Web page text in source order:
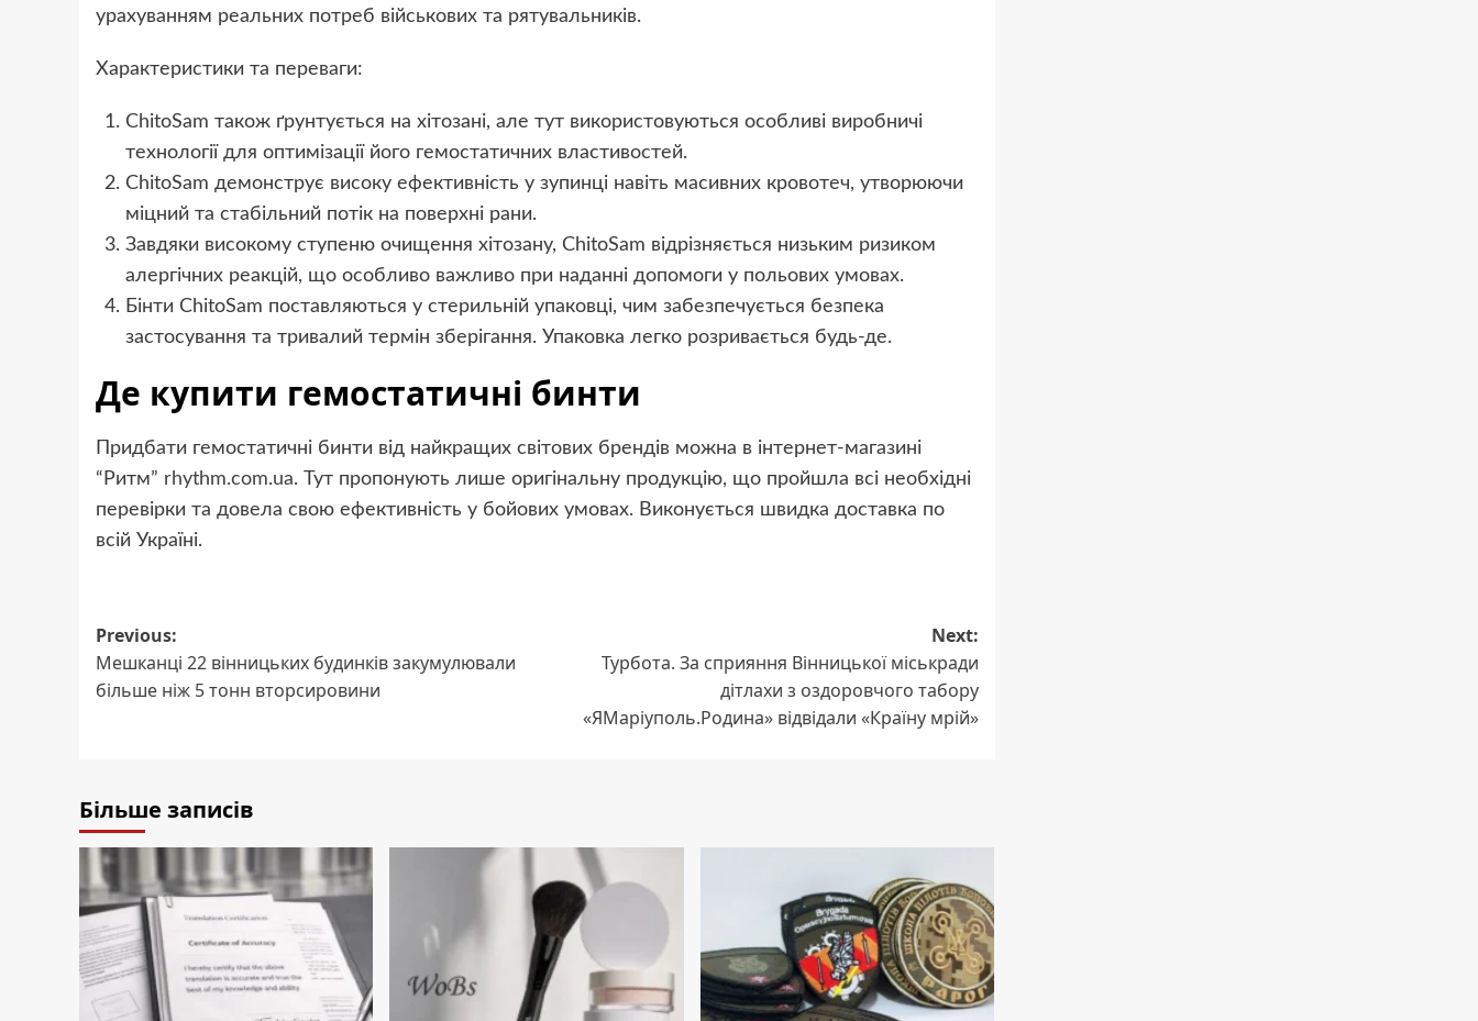
урахуванням реальних потреб військових та рятувальників.
Характеристики та переваги:
ChitoSam також ґрунтується на хітозані, але тут використовуються особливі виробничі
технології для оптимізації його гемостатичних властивостей.
ChitoSam демонструє високу ефективність у зупинці навіть масивних кровотеч, утворюючи
міцний та стабільний потік на поверхні рани.
Завдяки високому ступеню очищення хітозану, ChitoSam відрізняється низьким ризиком
алергічних реакцій, що особливо важливо при наданні допомоги у польових умовах.
Бінти ChitoSam поставляються у стерильній упаковці, чим забезпечується безпека
застосування та тривалий термін зберігання. Упаковка легко розривається будь-де.
Де купити гемостатичні бинти
Придбати гемостатичні бинти від найкращих світових брендів можна в інтернет-магазині
“Ритм” rhythm.com.ua. Тут пропонують лише оригінальну продукцію, що пройшла всі необхідні
перевірки та довела свою ефективність у бойових умовах. Виконується швидка доставка по
всій Україні.
Post
navigation
Previous:
Мешканці 22 вінницьких будинків закумулювали
більше ніж 5 тонн вторсировини
Next:
Турбота. За сприяння Вінницької міськради
дітлахи з оздоровчого табору
«ЯМаріуполь.Родина» відвідали «Країну мрій»
Більше записів